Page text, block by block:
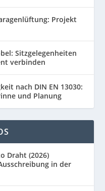
Projekt
Sitzgelegenheiten
verbinden
nach DIN EN 13030:
und Planung
Draht (2026)
in der